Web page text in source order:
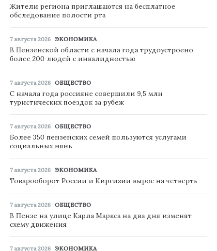
Жители региона приглашаются на бесплатное
обследование полости рта
7 августа 2026 ЭКОНОМИКА
В Пензенской области с начала года трудоустроено
более 200 людей с инвалидностью
7 августа 2026 ОБЩЕСТВО
С начала года россияне совершили 9,5 млн
туристических поездок за рубеж
7 августа 2026 ОБЩЕСТВО
Более 350 пензенских семей пользуются услугами
социальных нянь
7 августа 2026 ЭКОНОМИКА
Товарооборот России и Киргизии вырос на четверть
7 августа 2026 ОБЩЕСТВО
В Пензе на улице Карла Маркса на два дня изменят
схему движения
7 августа 2026 ЭКОНОМИКА